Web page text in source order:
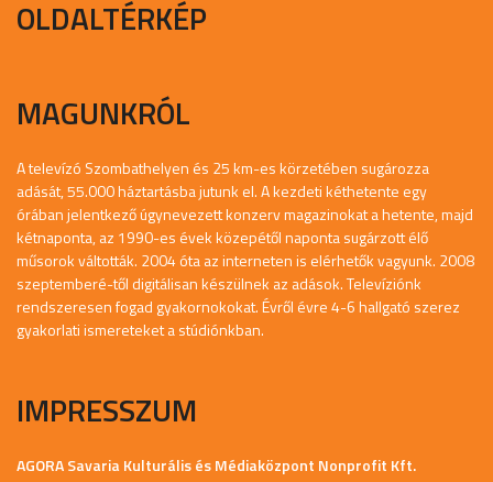
OLDALTÉRKÉP
MAGUNKRÓL
A televízó Szombathelyen és 25 km-es körzetében sugározza
adását, 55.000 háztartásba jutunk el. A kezdeti kéthetente egy
órában jelentkező úgynevezett konzerv magazinokat a hetente, majd
kétnaponta, az 1990-es évek közepétől naponta sugárzott élő
műsorok váltották. 2004 óta az interneten is elérhetők vagyunk. 2008
szeptemberé-től digitálisan készülnek az adások. Televíziónk
rendszeresen fogad gyakornokokat. Évről évre 4-6 hallgató szerez
gyakorlati ismereteket a stúdiónkban.
IMPRESSZUM
AGORA Savaria Kulturális és Médiaközpont Nonprofit Kft.